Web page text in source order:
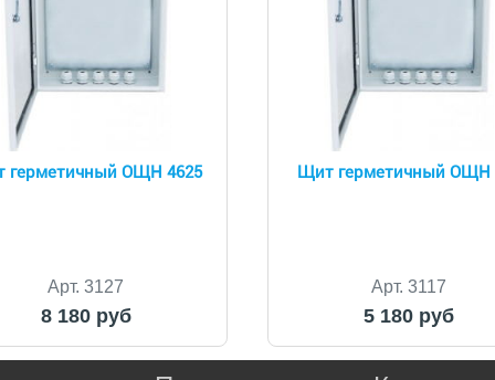
герметичный ОЩН 4625
Арт. 3127
8 180 руб
Щит герметичный ОЩН
Арт. 3117
5 180 руб